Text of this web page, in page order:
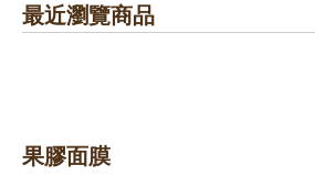
最近瀏覽商品
果膠面膜